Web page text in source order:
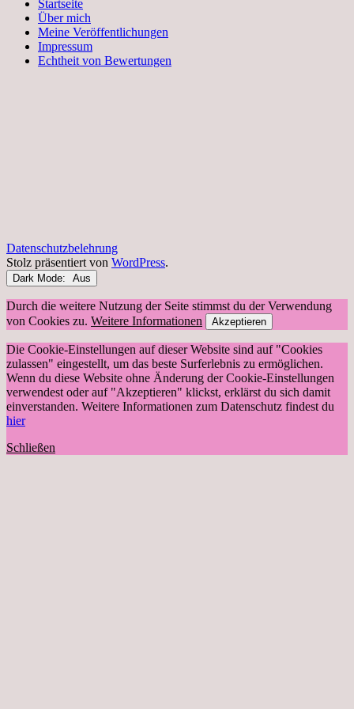
Startseite
Über mich
Meine Veröffentlichungen
Impressum
Echtheit von Bewertungen
Datenschutzbelehrung
Stolz präsentiert von WordPress.
Dark Mode:
Durch die weitere Nutzung der Seite stimmst du der Verwendung
von Cookies zu. Weitere Informationen Akzeptieren
Die Cookie-Einstellungen auf dieser Website sind auf "Cookies
zulassen" eingestellt, um das beste Surferlebnis zu ermöglichen.
Wenn du diese Website ohne Änderung der Cookie-Einstellungen
verwendest oder auf "Akzeptieren" klickst, erklärst du sich damit
einverstanden. Weitere Informationen zum Datenschutz findest du
hier
Schließen